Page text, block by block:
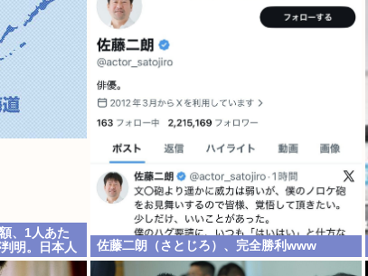
、1人あた
明。日本人
佐藤二朗（さとじろ）、完全勝利www